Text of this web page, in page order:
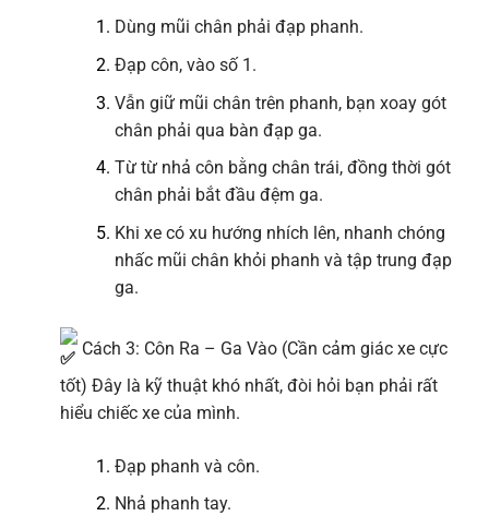
Dùng mũi chân phải đạp phanh.
Đạp côn, vào số 1.
Vẫn giữ mũi chân trên phanh, bạn xoay gót
chân phải qua bàn đạp ga.
Từ từ nhả côn bằng chân trái, đồng thời gót
chân phải bắt đầu đệm ga.
Khi xe có xu hướng nhích lên, nhanh chóng
nhấc mũi chân khỏi phanh và tập trung đạp
ga.
Cách 3: Côn Ra – Ga Vào (Cần cảm giác xe cực
tốt) Đây là kỹ thuật khó nhất, đòi hỏi bạn phải rất
hiểu chiếc xe của mình.
Đạp phanh và côn.
Nhả phanh tay.